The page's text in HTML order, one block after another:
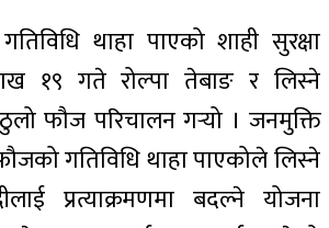
थाहा पाएको शाही सुरक्षा
१९ गते रोल्पा तेबाङ र लिस्ने
फौज परिचालन गर्‍यो । जनमुक्ति
गतिविधि थाहा पाएकोले लिस्ने
प्रत्याक्रमणमा बदल्ने योजना